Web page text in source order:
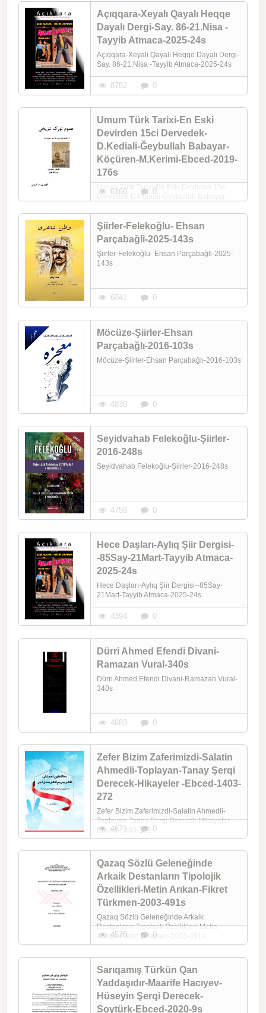
Açıqqara-Xeyalı Qayalı Heqqe
Dayalı Dergi-Say. 86-21.Nisa -
Tayyib Atmaca-2025-24s
Açıqqara-Xeyalı Qayalı Heqqe Dayalı Dergi-
Say. 86-21.Nisa -Tayyib Atmaca-2025-24s
8782 0
Umum Türk Tarixi-En Eski
Devirden 15ci Dervedek-
D.Kediali-Ğeybullah Babayar-
Köçüren-M.Kerimi-Ebced-2019-
176s
Umum Türk Tarixi-En Eski Devirden 15ci
Dervedek-D.Kediali-Ğeybullah Babayar-
6160 0
Şiirler-Felekoğlu- Ehsan
Parçabağli-2025-143s
Şiirler-Felekoğlu- Ehsan Parçabağli-2025-
143s
6041 0
Möcüze-Şiirler-Ehsan
Parçabağlı-2016-103s
Möcüze-Şiirler-Ehsan Parçabağlı-2016-103s
4830 0
Seyidvahab Felekoğlu-Şiirler-
2016-248s
Seyidvahab Felekoğlu-Şiirler-2016-248s
4759 0
Hece Daşları-Aylıq Şiir Dergisi-
-85Say-21Mart-Tayyib Atmaca-
2025-24s
Hece Daşları-Aylıq Şiir Dergisi--85Say-
21Mart-Tayyib Atmaca-2025-24s
4394 0
Dürri Ahmed Efendi Divani-
Ramazan Vural-340s
Dürri Ahmed Efendi Divani-Ramazan Vural-
340s
4683 0
Zefer Bizim Zaferimizdi-Salatin
Ahmedli-Toplayan-Tanay Şerqi
Derecek-Hikayeler -Ebced-1403-
272
Zefer Bizim Zaferimizdi-Salatin Ahmedli-
Toplayan-Tanay Şerqi Derecek-Hikayeler -
Ebced-1403-272
4671 0
Qazaq Sözlü Geleneğinde
Arkaik Destanların Tipolojik
Özellikleri-Metin Arıkan-Fikret
Türkmen-2003-491s
Qazaq Sözlü Geleneğinde Arkaik
Destanların Tipolojik Özellikleri-Metin
Arıkan-Fikret Türkmen-2003-491s
4578 0
Sarıqamış Türkün Qan
Yaddaşıdır-Maarife Hacıyev-
Hüseyin Şerqi Derecek-
Soytürk-Ebced-2020-9s